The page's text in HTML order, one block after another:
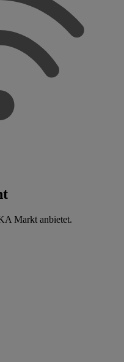
Markt anbietet.